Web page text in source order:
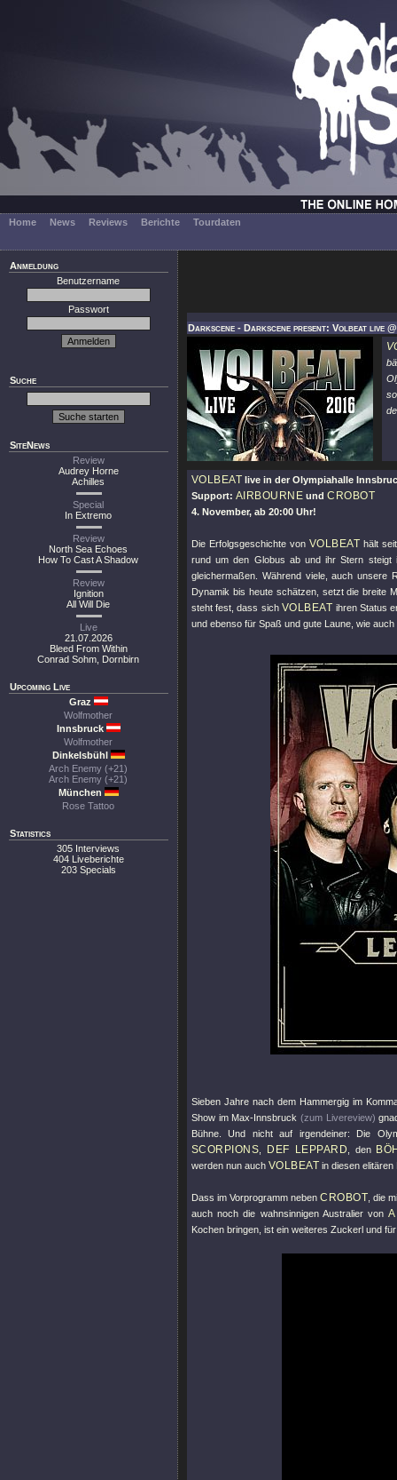
Home News Reviews Berichte Tourdaten
Anmeldung
Benutzername
Passwort
Suche
SiteNews
Review
Audrey Horne
Achilles
Special
In Extremo
Review
North Sea Echoes
How To Cast A Shadow
Review
Ignition
All Will Die
Live
21.07.2026
Bleed From Within
Conrad Sohm, Dornbirn
Upcoming Live
Graz
Wolfmother
Innsbruck
Wolfmother
Dinkelsbühl
Arch Enemy (+21)
Arch Enemy (+21)
München
Rose Tattoo
Statistics
305 Interviews
404 Liveberichte
203 Specials
Darkscene - Darkscene present: Volbeat live
VOLBEAT live in der Olympiahalle
Support: AIRBOURNE undCROBOT
4. November, ab 20:00 Uhr!
Die Erfolgsgeschichte von VOLBEAT hält
rund um den Globus ab und ihr Stern
gleichermaßen. Während viele, auch unsere
Dynamik bis heute schätzen, setzt die breite
steht fest, dass sich VOLBEAT ihren Status
und ebenso für Spaß und gute Laune, wie
Sieben Jahre nach dem Hammergig im
Show im Max-Innsbruck(zum Livereview)
Bühne. Und nicht auf irgendeiner: Die
SCORPIONS DEF LEPPARD , den
werden nun auch VOLBEAT in diesen
Dass im Vorprogramm nebenCROBOT , die
auch noch die wahnsinnigen Australier von
Kochen bringen, ist ein weiteres Zuckerl und